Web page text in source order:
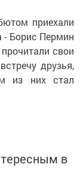
приехали
- Борис Пермин
свои
друзья,
из них стал
в